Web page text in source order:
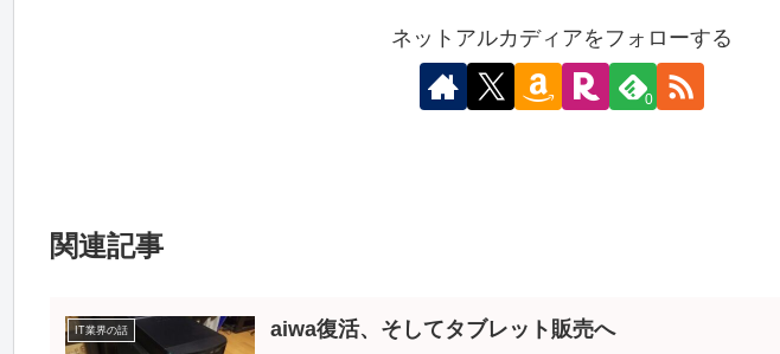
ネットアルカディアをフォローする
0
関連記事
IT業界の話 aiwa復活、そしてタブレット販売へ